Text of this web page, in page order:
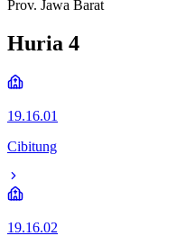
Prov. Jawa Barat
Huria 4
19.16.01
Cibitung
19.16.02